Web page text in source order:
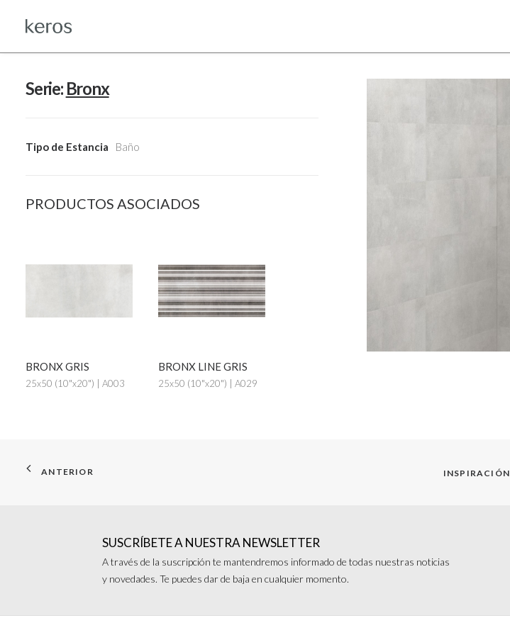
Serie: Bronx
Tipo de Estancia Baño
PRODUCTOS ASOCIADOS
BRONX GRIS
25x50 (10"x20") | A003
BRONX LINE GRIS
25x50 (10"x20") | A029
ANTERIOR INSPIRACIÓN
SUSCRÍBETE A NUESTRA NEWSLETTER
A través de la suscripción te mantendremos informado de todas nuestras noticias
y novedades. Te puedes dar de baja en cualquier momento.